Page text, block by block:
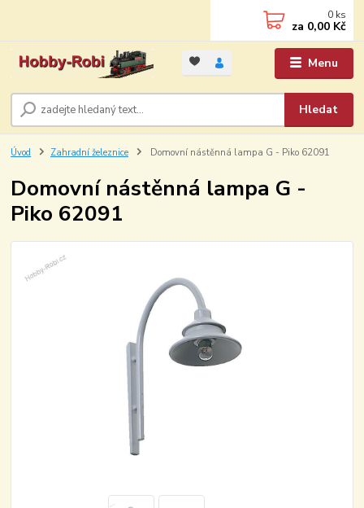
Menu
Hledat
0 ks
za 0,00 Kč
Úvod Zahradní železnice Domovní nástěnná lampa G - Piko 62091
Domovní nástěnná lampa G -
Piko 62091